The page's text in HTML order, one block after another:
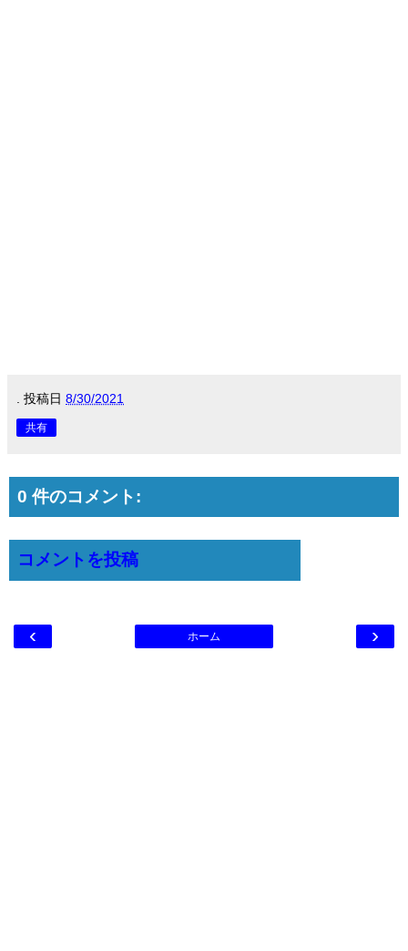
. 投稿日 8/30/2021
共有
0 件のコメント:
コメントを投稿
‹ ›
ホーム